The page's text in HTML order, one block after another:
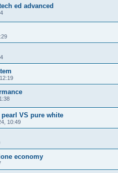
ed advanced
VS pure white
10:49
economy